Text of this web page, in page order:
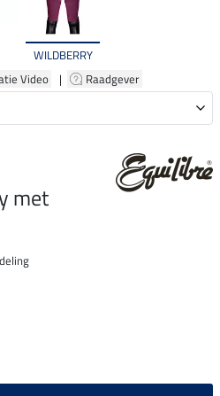
WILDBERRY
Video | Raadgever
met